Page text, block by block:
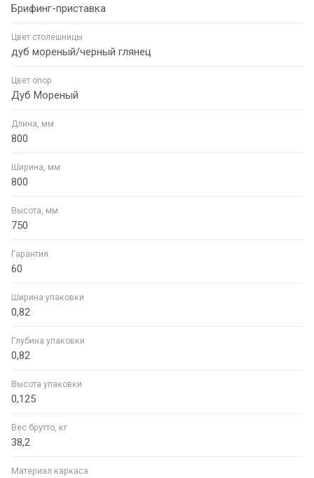
Брифинг-приставка
Цвет столешницы
дуб мореный/черный глянец
Цвет опор
Дуб Мореный
Длина, мм
800
Ширина, мм
800
Высота, мм
750
Гарантия
60
Ширина упаковки
0,82
Глубина упаковки
0,82
Высота упаковки
0,125
Вес брутто, кг
38,2
Материал каркаса